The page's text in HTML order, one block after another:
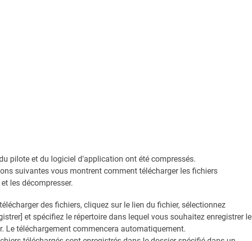
pilote et du logiciel d'application ont été compressés.
suivantes vous montrent comment télécharger les fichiers
les décompresser.
des fichiers, cliquez sur le lien du fichier, sélectionnez
et spécifiez le répertoire dans lequel vous souhaitez enregistrer le
Le téléchargement commencera automatiquement.